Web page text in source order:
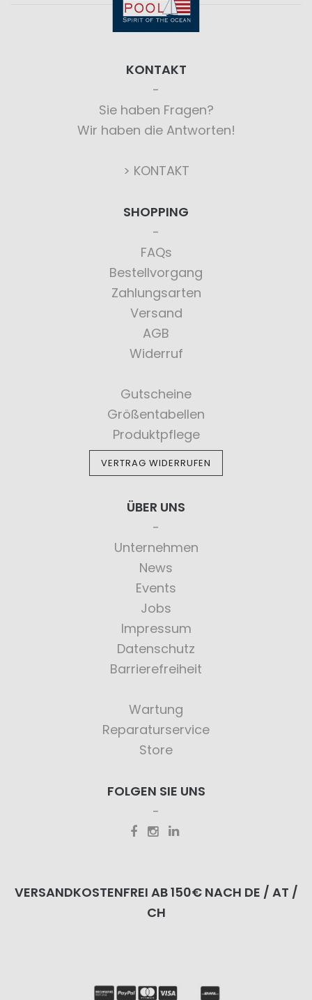
KONTAKT
Sie haben Fragen?
Wir haben die Antworten!
> KONTAKT
SHOPPING
FAQs
Bestellvorgang
Zahlungsarten
Versand
AGB
Widerruf
Gutscheine
Größentabellen
Produktpflege
VERTRAG WIDERRUFEN
ÜBER UNS
Unternehmen
News
Events
Jobs
Impressum
Datenschutz
Barrierefreiheit
Wartung
Reparaturservice
Store
FOLGEN SIE UNS
VERSANDKOSTENFREI AB 150€ NACH DE / AT /
CH